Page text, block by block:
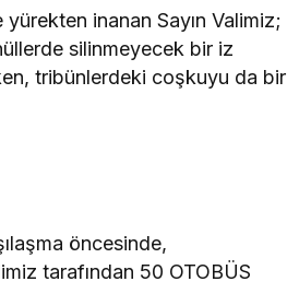
inanan Sayın Valimiz;
silinmeyecek bir iz
tribünlerdeki coşkuyu da bir
öncesinde,
tarafından 50 OTOBÜS